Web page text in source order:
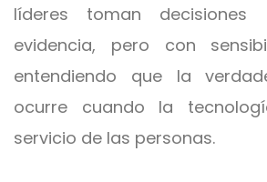
líderes toman
evidencia, pero con
entendiendo que la
ocurre cuando la
servicio de las personas.